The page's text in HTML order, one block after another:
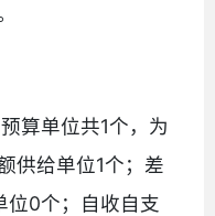
算单位共1个，为
供给单位1个；差
位0个；自收自支